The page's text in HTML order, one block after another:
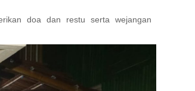
doa dan restu serta wejangan